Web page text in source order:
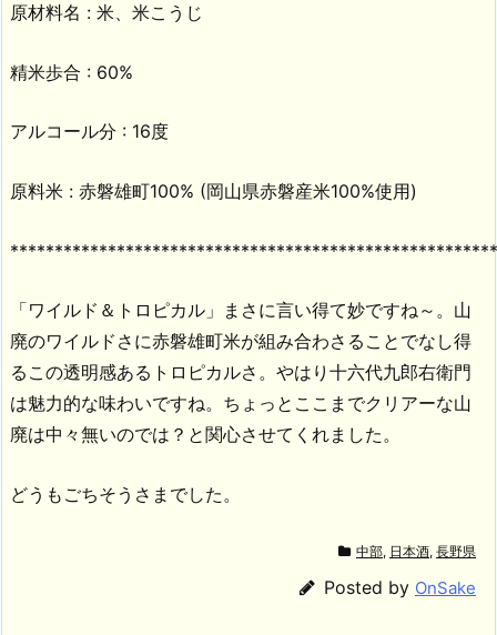
原材料名 : 米、米こうじ
精米歩合 : 60%
アルコール分 : 16度
原料米 : 赤磐雄町100% (岡山県赤磐産米100%使用)
「ワイルド＆トロピカル」まさに言い得て妙ですね～。山
廃のワイルドさに赤磐雄町米が組み合わさることでなし得
るこの透明感あるトロピカルさ。やはり十六代九郎右衛門
は魅力的な味わいですね。ちょっとここまでクリアーな山
廃は中々無いのでは？と関心させてくれました。
どうもごちそうさまでした。
中部, 日本酒, 長野県
Posted by OnSake